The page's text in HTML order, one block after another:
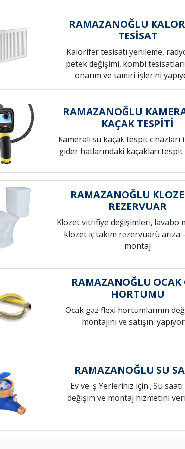
RAMAZANOĞLU
TESİSAT
Kalorifer tesisatı yenileme,
petek değişimi, kombi tesisatları
onarım ve tamiri işlerini
RAMAZANOĞLU
KAÇAK TESPİTİ
Kameralı su kaçak tespit cihazları
gider hatlarındaki kaçakları
RAMAZANOĞLU
REZERVUAR
Klozet vitrifiye değişimleri, lavabo
klozet iç takım rezervuarü arıza
montaj
RAMAZANOĞLU OCAK
HORTUMU
Ocak gaz flexi hortumlarının
montajını ve satışını
RAMAZANOĞLU SU
Ev ve İş Yerleriniz için ; Su saati
değişim ve montaj hizmetini